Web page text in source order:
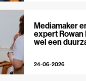
Mediamaker
expert Rowan
wel een
24-06-2026